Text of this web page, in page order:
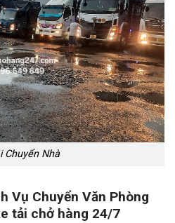
Chuyển Nhà
Vụ Chuyển Văn Phòng
tải chở hàng 24/7